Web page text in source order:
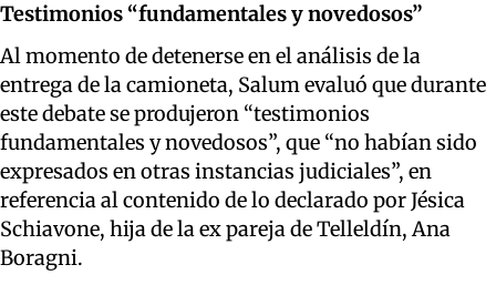
Testimonios “fundamentales y novedosos”
Al momento de detenerse en el análisis de la
entrega de la camioneta, Salum evaluó que durante
este debate se produjeron “testimonios
fundamentales y novedosos”, que “no habían sido
expresados en otras instancias judiciales”, en
referencia al contenido de lo declarado por Jésica
Schiavone, hija de la ex pareja de Telleldín, Ana
Boragni.